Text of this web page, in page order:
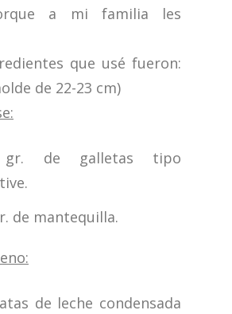
a mi familia les
que usé fueron:
de 22-23 cm)
gr. de galletas tipo
de mantequilla.
de leche condensada